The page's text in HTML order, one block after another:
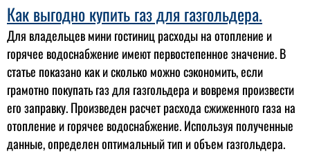
Как выгодно купить газ для газгольдера.
Для владельцев мини гостиниц расходы на отопление и
горячее водоснабжение имеют первостепенное значение. В
статье показано как и сколько можно сэкономить, если
грамотно покупать газ для газгольдера и вовремя произвести
его заправку. Произведен расчет расхода сжиженного газа на
отопление и горячее водоснабжение. Используя полученные
данные, определен оптимальный тип и объем газгольдера.